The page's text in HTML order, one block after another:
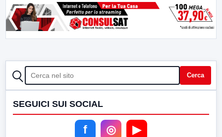
CERCA Cerca
SEGUICI SUI SOCIAL
f ◎ ▶